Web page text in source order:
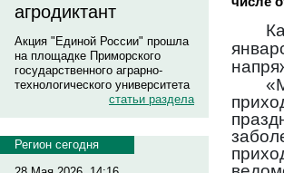
агродиктант
Акция "Единой России" прошла
на площадке Приморского
государственного аграрно-
технологического университета
статьи раздела
Регион сегодня